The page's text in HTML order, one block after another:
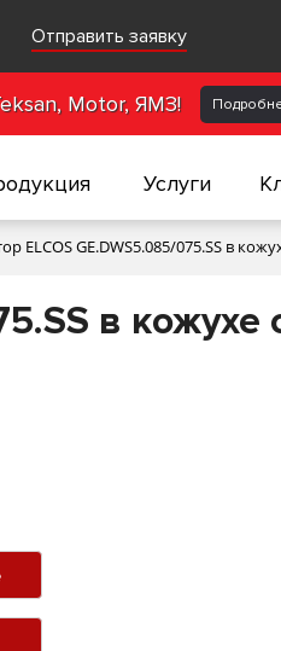
Отправить заявку
Motor, ЯМЗ!
Услуги
ELCOS GE.DWS5.085/075.SS в
в кожухе